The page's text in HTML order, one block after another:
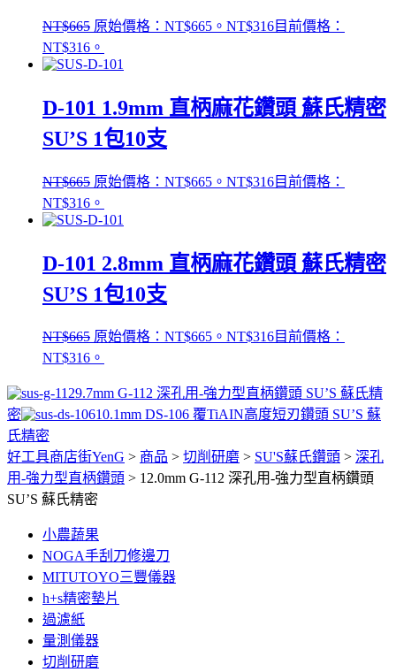
NT$665 原始價格：NT$665。 NT$316目前價格：
NT$316。
D-101 1.9mm 直柄麻花鑽頭 蘇氏精密
SU’S 1包10支
NT$665 原始價格：NT$665。 NT$316目前價格：
NT$316。
D-101 2.8mm 直柄麻花鑽頭 蘇氏精密
SU’S 1包10支
NT$665 原始價格：NT$665。 NT$316目前價格：
NT$316。
9.7mm G-112 深孔用-強力型直柄鑽頭 SU’S 蘇氏精
密
10.1mm DS-106 覆TiAIN高度短刃鑽頭 SU’S 蘇
氏精密
好工具商店街YenG > 商品 > 切削研磨 > SU'S蘇氏鑽頭 > 深孔
用-強力型直柄鑽頭 > 12.0mm G-112 深孔用-強力型直柄鑽頭
SU’S 蘇氏精密
小農蔬果
NOGA手刮刀修邊刀
MITUTOYO三豐儀器
h+s精密墊片
過濾紙
量測儀器
切削研磨